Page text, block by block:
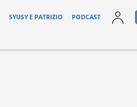
SYUSY E PATRIZIO PODCAST